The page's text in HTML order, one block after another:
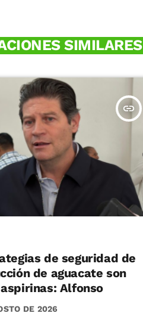
SIMILARES
insert_link
de seguridad de
de aguacate son
Alfonso
DE 2026